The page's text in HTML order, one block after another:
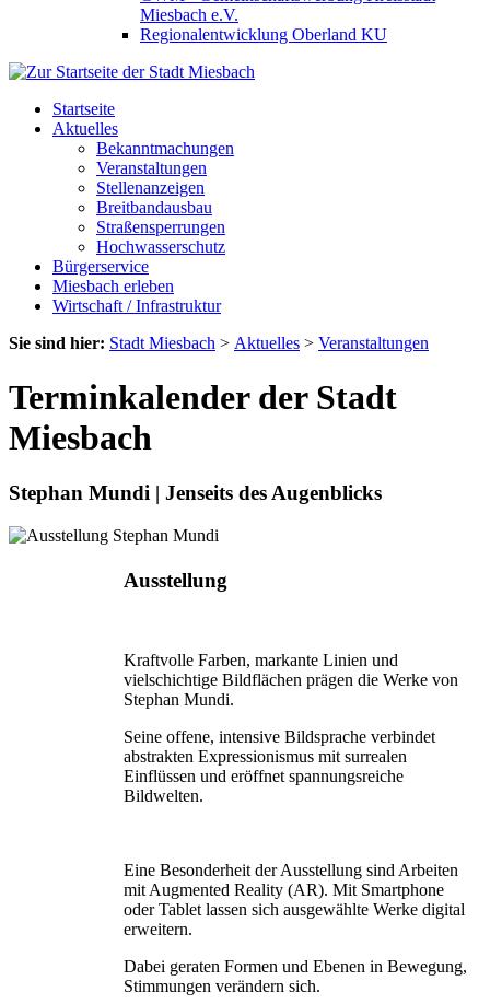
Miesbach e.V.
Regionalentwicklung Oberland KU
Startseite
Aktuelles
Bekanntmachungen
Veranstaltungen
Stellenanzeigen
Breitbandausbau
Straßensperrungen
Hochwasserschutz
Bürgerservice
Miesbach erleben
Wirtschaft / Infrastruktur
Sie sind hier: Stadt Miesbach > Aktuelles > Veranstaltungen
Terminkalender der Stadt
Miesbach
Stephan Mundi | Jenseits des Augenblicks
Ausstellung
Kraftvolle Farben, markante Linien und
vielschichtige Bildflächen prägen die Werke von
Stephan Mundi.
Seine offene, intensive Bildsprache verbindet
abstrakten Expressionismus mit surrealen
Einflüssen und eröffnet spannungsreiche
Bildwelten.
Eine Besonderheit der Ausstellung sind Arbeiten
mit Augmented Reality (AR). Mit Smartphone
oder Tablet lassen sich ausgewählte Werke digital
erweitern.
Dabei geraten Formen und Ebenen in Bewegung,
Stimmungen verändern sich.